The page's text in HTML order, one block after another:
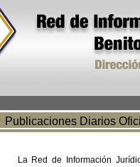
Publicaciones Diarios
La Red de Información